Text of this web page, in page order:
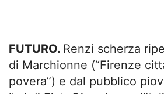
FUTURO. Renzi scherza
di Marchionne (“Firenze
povera”) e dal pubblico